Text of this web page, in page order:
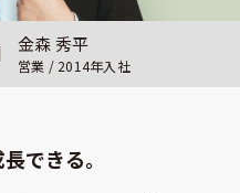
金森 秀平
営業 / 2014年入社
できる。